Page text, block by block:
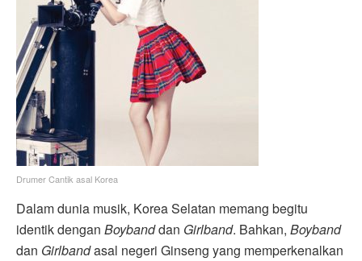
Drumer Cantik asal Korea
Dalam dunia musik, Korea Selatan memang begitu
identik dengan Boybanddan Girlband. Bahkan, Boyband
dan Girlbandasal negeri Ginseng yang memperkenalkan